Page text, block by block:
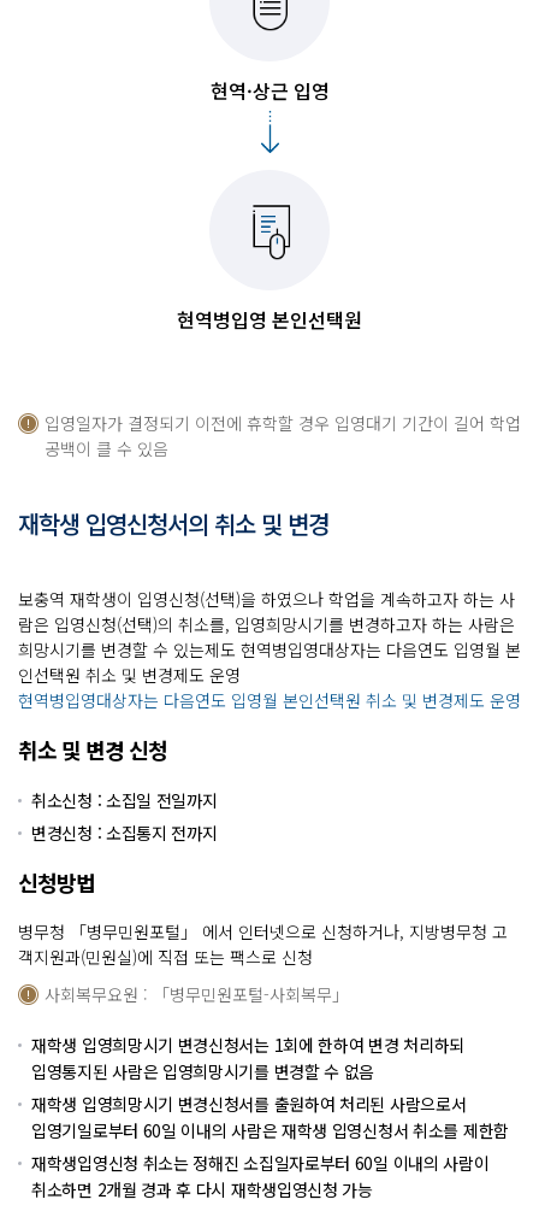
현역·상근 입영
현역병입영 본인선택원
입영일자가 결정되기 이전에 휴학할 경우 입영대기 기간이 길어 학업
공백이 클 수 있음
재학생 입영신청서의 취소 및 변경
보충역 재학생이 입영신청(선택)을 하였으나 학업을 계속하고자 하는 사
람은 입영신청(선택)의 취소를, 입영희망시기를 변경하고자 하는 사람은
희망시기를 변경할 수 있는제도 현역병입영대상자는 다음연도 입영월 본
인선택원 취소 및 변경제도 운영
현역병입영대상자는 다음연도 입영월 본인선택원 취소 및 변경제도 운영
취소 및 변경 신청
취소신청 : 소집일 전일까지
변경신청 : 소집통지 전까지
신청방법
병무청 「병무민원포털」 에서 인터넷으로 신청하거나, 지방병무청 고
객지원과(민원실)에 직접 또는 팩스로 신청
사회복무요원 : 「병무민원포털-사회복무」
재학생 입영희망시기 변경신청서는 1회에 한하여 변경 처리하되
입영통지된 사람은 입영희망시기를 변경할 수 없음
재학생 입영희망시기 변경신청서를 출원하여 처리된 사람으로서
입영기일로부터 60일 이내의 사람은 재학생 입영신청서 취소를 제한함
재학생입영신청 취소는 정해진 소집일자로부터 60일 이내의 사람이
취소하면 2개월 경과 후 다시 재학생입영신청 가능